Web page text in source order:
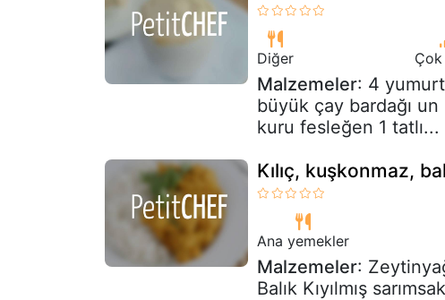
Diğer
Malzemeler: 4
büyük çay bardağı un
kuru fesleğen 1 tatlı...
Kılıç, kuşkonmaz,
Ana yemekler
Malzemeler:
Balık Kıyılmış